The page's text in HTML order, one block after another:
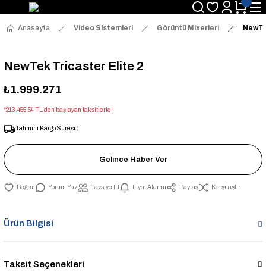
Anasayfa Video Sistemleri Görüntü Mixerleri
NewTek Tricaster Elite 2
₺1.999.271
*213.455,54 TL den başlayan taksitlerle!
Tahmini Kargo Süresi :
Gelince Haber Ver
Yorum Yaz Tavsiye Et Fiyat Alarmı Paylaş Karşılaştır
Ürün Bilgisi
Taksit Seçenekleri